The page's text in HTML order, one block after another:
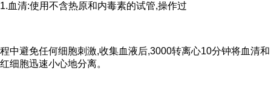
1.血清:使用不含热原和内毒素的试管,操作过
程中避免任何细胞刺激,收集血液后,3000转离心10分钟将血清和
红细胞迅速小心地分离。